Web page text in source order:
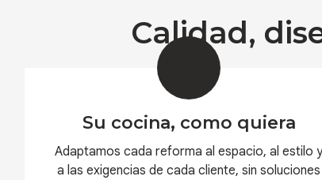
Calidad,
Su cocina, como quiera
Adaptamos cada reforma al espacio, al estilo
a las exigencias de cada cliente, sin soluciones